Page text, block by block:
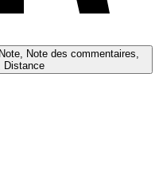
Note des commentaires,
Distance